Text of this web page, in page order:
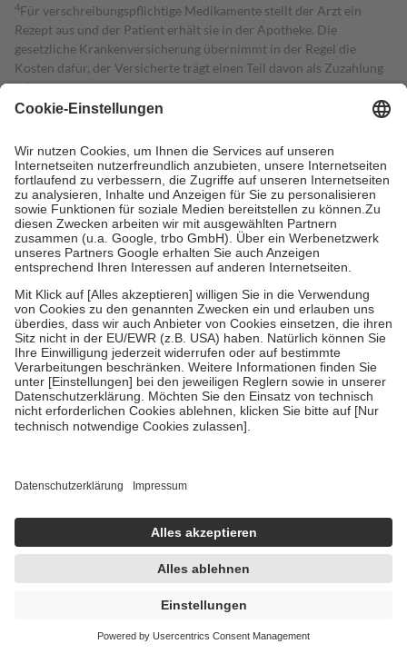
4Für verschreibungspflichtige Medikamente stellt der Arzt ein
Rezept aus und der Patient erhält sie in der Apotheke. Die
gesetzliche Krankenversicherung übernimmt in der Regel die
Kosten dafür, der Versicherte trägt einen Teil davon als Zuzahlung
mit.
Grundsätzlich leisten Mitglieder Zuzahlungen in Höhe von zehn
höchstens zehn Euro.
Es sind jedoch nie mehr als die tatsächlichen
Kosten der Leistung zu entrichten.
Diese Regeln gelten grundsätzlich auch für Online-Apotheken.
Bei Heilmitteln und häuslicher Krankenpflege beträgt die
Zuzahlung zehn Prozent der Kosten sowie zehn Euro je
Verordnung.
Um das Engagement der Versicherten für ihre eigene Gesundheit zu
stärken und die besondere Stellung der Familie zu unterstützen,
fallenkeine Zuzahlungenan bei:
• Kindern und Jugendlichen bis zum vollendeten 18. Lebensjahr
mit Ausnahme der Fahrkosten
• Untersuchungen zur Vorsorge und Früherkennung, die von der
GKV getragen werden
• empfohlenen Schutzimpfungen
• Harn- und Blutteststreifen
getroffen, um sicherzustellen, dass es sich um echte Bewertungen
https://help.etrusted.com/hc/de/articles/4419944605341
Einige Bilder und Inhalte wurden unter Zuhilfenahme künstlicher